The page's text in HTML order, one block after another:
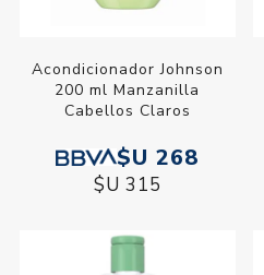
Acondicionador Johnson
200 ml Manzanilla
Cabellos Claros
$U 268
$U 315